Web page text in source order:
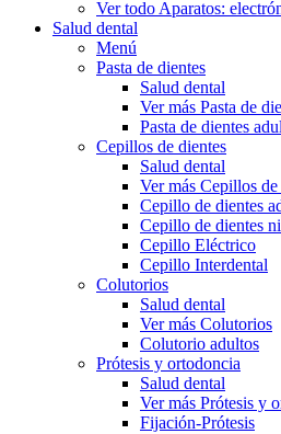
Ver todo Aparatos:
Salud dental
Menú
Pasta de dientes
Salud dental
Ver más Pasta de
Pasta de dientes
Cepillos de dientes
Salud dental
Ver más Cepillos de
Cepillo de dientes
Cepillo de dientes
Cepillo Eléctrico
Cepillo Interdental
Colutorios
Salud dental
Ver más Colutorios
Colutorio adultos
Prótesis y ortodoncia
Salud dental
Ver más Prótesis y
Fijación-Prótesis